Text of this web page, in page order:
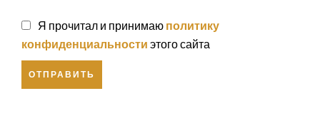
Я прочитал и принимаю политику
конфиденциальности этого сайта
ОТПРАВИТЬ